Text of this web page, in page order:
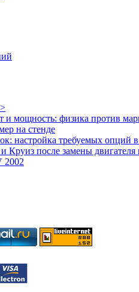
мощность: физика против
на стенде
настройка требуемых опций
Круиз после замены двигателя
2002